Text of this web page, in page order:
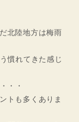
北陸地方は梅雨
慣れてきた感じ
・・
トも多くありま